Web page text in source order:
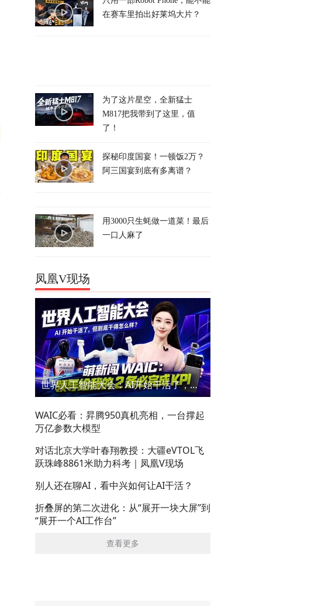
在赛车里拍出好莱坞大片？
为了这片星空，全新猛士
M817把我带到了这里，值
了！
探秘印度国宴！一顿饭2万？
阿三国宴到底有多离谱？
用3000只生蚝做一道菜！最后
一口人麻了
凤凰V现场
世界人工智能大会：AI开始干活了，但到底干的怎么样？萌新闯WAIC
WAIC必看：昇腾950真机亮相，一台撑起
万亿参数大模型
对话北京大学叶春翔教授：大疆eVTOL飞
跃珠峰8861米助力科考｜凤凰V现场
别人还在聊AI，看中兴如何让AI干活？
折叠屏的第二次进化：从“展开一块大屏”到
“展开一个AI工作台”
查看更多